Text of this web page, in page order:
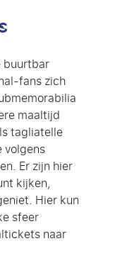
buurtbar
fans zich
maaltijd
tagliatelle
volgens
Er zijn hier
kijken,
Hier kun
sfeer
naar